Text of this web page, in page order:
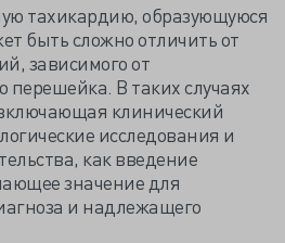
тахикардию, образующуюся
быть сложно отличить от
зависимого от
перешейка. В таких случаях
клинический
исследования и
как введение
значение для
и надлежащего